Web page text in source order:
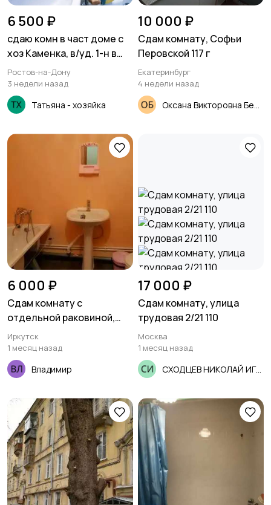
6 500 ₽
сдаю комн в част доме с
хоз Каменка, в/уд. 1-н в
комн. 1дев или 1 парень.
Ростов-на-Дону
3 недели назад
Татьяна - хозяйка
10 000 ₽
Сдам комнату, Софьи
Перовской 117 г
Екатеринбург
4 недели назад
6 000 ₽
Сдам комнату с
отдельной раковиной,
ул.Археолога Михаила
Герасимова переулок, 4
Иркутск
1 месяц назад
Владимир
17 000 ₽
Сдам комнату, улица
трудовая 2/21 110
Москва
1 месяц назад
СХОДЦЕВ НИКОЛАЙ ИГОРЕВИЧ